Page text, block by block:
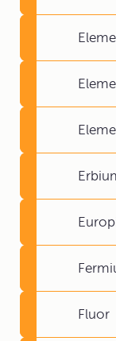
Fluor